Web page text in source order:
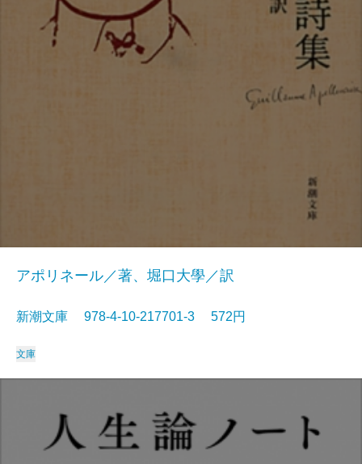
アポリネール／著、堀口大學／訳
新潮文庫 978-4-10-217701-3 572円
文庫